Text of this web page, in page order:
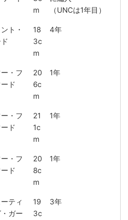
m
（UNCは1年目）
ト・
18
3c
m
4年
・フ
ド
20
6c
m
1年
・フ
ド
21
1c
m
1年
・フ
ド
20
8c
m
1年
ティ
ガー
19
3c
3年